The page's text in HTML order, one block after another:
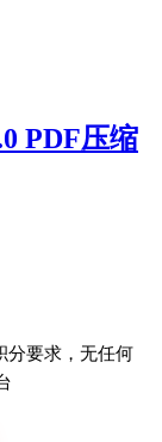
PDF压缩
分要求，无任何